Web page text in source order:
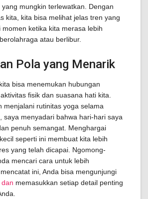
mungkin terlewatkan. Dengan
kita, kita bisa melihat jelas tren yang
ketika kita merasa lebih
atau berlibur.
Pola yang Menarik
bisa menemukan hubungan
fisik dan suasana hati kita.
menjalani rutinitas yoga selama
saya menyadari bahwa hari-hari saya
penuh semangat. Menghargai
seperti ini membuat kita lebih
yang telah dicapai. Ngomong-
mencari cara untuk lebih
ini, Anda bisa mengunjungi
memasukkan setiap detail penting